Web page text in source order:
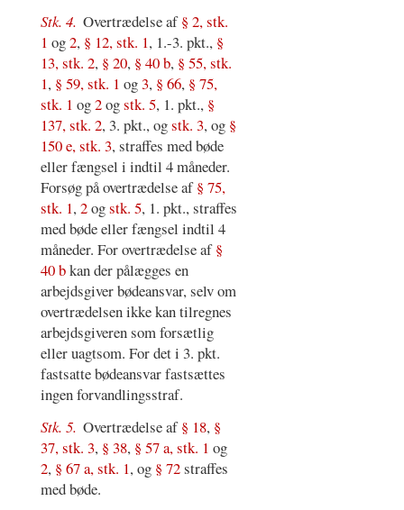
Stk. 4. Overtrædelse af§ 2, stk.
1 og2, § 12, stk. 1, 1.-3. pkt., §
13, stk. 2, § 20, § 40 b, § 55, stk.
1, § 59, stk. 1 og3, § 66, § 75,
stk. 1 og2ogstk. 5, 1. pkt., §
137, stk. 2, 3. pkt., ogstk. 3, og §
150 e, stk. 3, straffes med bøde
eller fængsel i indtil 4 måneder.
Forsøg på overtrædelse af§ 75,
stk. 1,2ogstk. 5, 1. pkt., straffes
med bøde eller fængsel indtil 4
måneder. For overtrædelse af§
40 bkan der pålægges en
arbejdsgiver bødeansvar, selv om
overtrædelsen ikke kan tilregnes
arbejdsgiveren som forsætlig
eller uagtsom. For det i 3. pkt.
fastsatte bødeansvar fastsættes
ingen forvandlingsstraf.
Stk. 5. Overtrædelse af§ 18, §
37, stk. 3, § 38, § 57 a, stk. 1 og
2, § 67 a, stk. 1, og § 72straffes
med bøde.